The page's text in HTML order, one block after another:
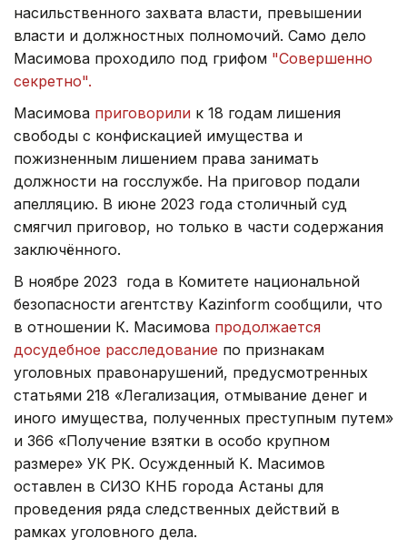
насильственного захвата власти, превышении
власти и должностных полномочий. Само дело
Масимова проходило под грифом "Совершенно
секретно".
Масимова приговорили к 18 годам лишения
свободы с конфискацией имущества и
пожизненным лишением права занимать
должности на госслужбе. На приговор подали
апелляцию. В июне 2023 года столичный суд
смягчил приговор, но только в части содержания
заключённого.
В ноябре 2023 года в Комитете национальной
безопасности агентству Kazinform сообщили, что
в отношении К. Масимова продолжается
досудебное расследование по признакам
уголовных правонарушений, предусмотренных
статьями 218 «Легализация, отмывание денег и
иного имущества, полученных преступным путем»
и 366 «Получение взятки в особо крупном
размере» УК РК. Осужденный К. Масимов
оставлен в СИЗО КНБ города Астаны для
проведения ряда следственных действий в
рамках уголовного дела.